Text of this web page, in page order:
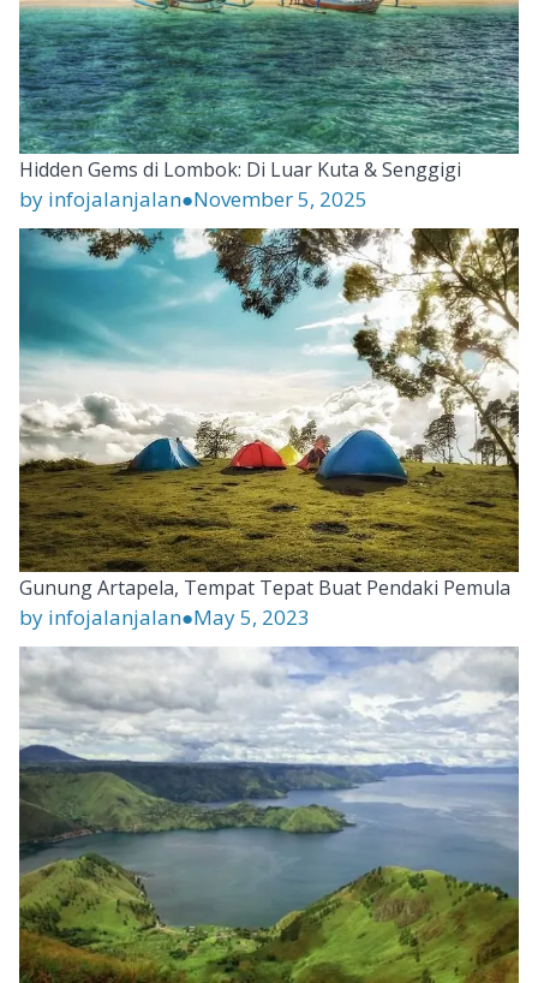
Hidden Gems di Lombok: Di Luar Kuta & Senggigi
by infojalanjalan●November 5, 2025
Gunung Artapela, Tempat Tepat Buat Pendaki Pemula
by infojalanjalan●May 5, 2023